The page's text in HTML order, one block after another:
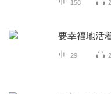
158
要幸福地活
29